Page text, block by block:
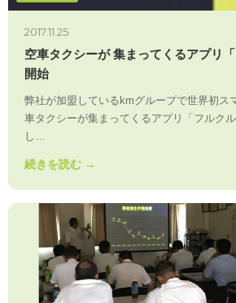
2017.11.25
空車タクシーが 集まってくるアプリ
開始
弊社が加盟しているkmグループで世界初ス
車タクシーが集まってくるアプリ「フルク
し…
続きを読む →